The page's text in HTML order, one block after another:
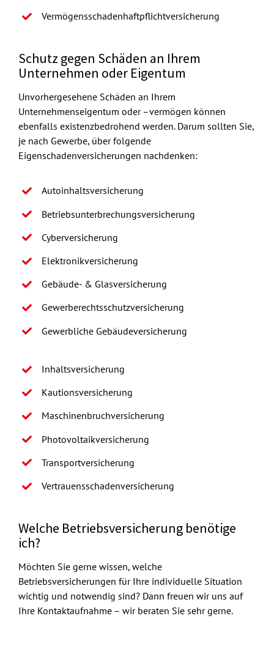
Vermögensschadenhaftpflichtversicherung
Schutz gegen Schäden an Ihrem
Unternehmen oder Eigentum
Unvorhergesehene Schäden an Ihrem
Unternehmenseigentum oder –vermögen können
ebenfalls existenzbedrohend werden. Darum sollten Sie,
je nach Gewerbe, über folgende
Eigenschadenversicherungen nachdenken:
Autoinhaltsversicherung
Betriebsunterbrechungsversicherung
Cyberversicherung
Elektronikversicherung
Gebäude- & Glasversicherung
Gewerberechtsschutzversicherung
Gewerbliche Gebäudeversicherung
Inhaltsversicherung
Kautionsversicherung
Maschinenbruchversicherung
Photovoltaikversicherung
Transportversicherung
Vertrauensschadenversicherung
Welche Betriebsversicherung benötige
ich?
Möchten Sie gerne wissen, welche
Betriebsversicherungen für Ihre individuelle Situation
wichtig und notwendig sind? Dann freuen wir uns auf
Ihre Kontaktaufnahme – wir beraten Sie sehr gerne.